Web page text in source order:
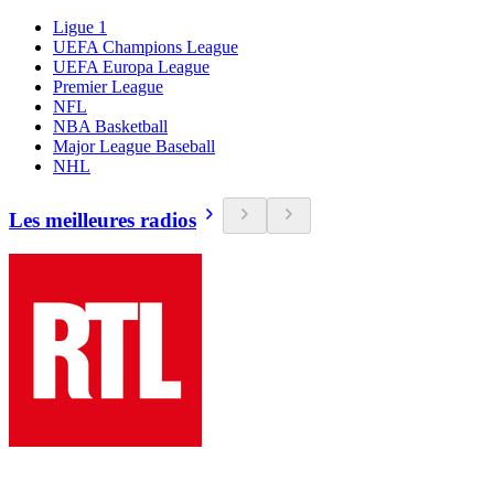
Ligue 1
UEFA Champions League
UEFA Europa League
Premier League
NFL
NBA Basketball
Major League Baseball
NHL
Les meilleures radios